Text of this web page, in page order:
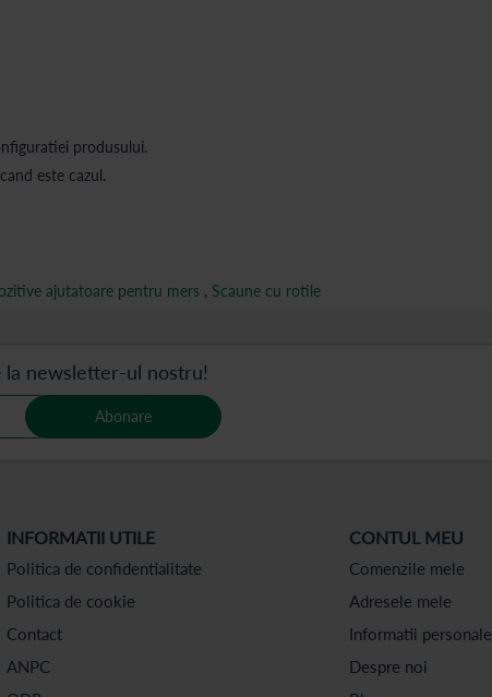
produsului.
este cazul.
ajutatoare pentru mers , Scaune cu rotile
la newsletter-ul nostru!
Abonare
INFORMATII UTILE
Politica de confidentialitate
Politica de cookie
Contact
ANPC
CONTUL MEU
Comenzile mele
Adresele mele
Informatii personale
Despre noi